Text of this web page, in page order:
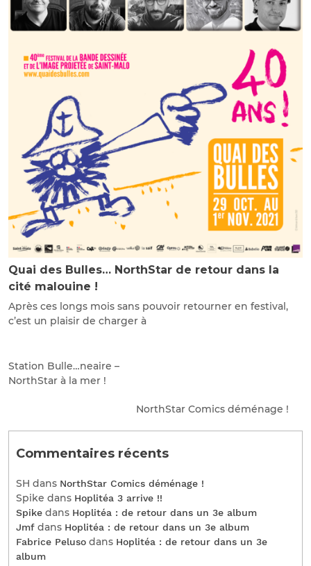
Quai des Bulles… NorthStar de retour dans la
cité malouine !
Après ces longs mois sans pouvoir retourner en festival,
c’est un plaisir de charger à
Station Bulle…neaire –
NorthStar à la mer !
NorthStar Comics déménage !
Commentaires récents
SH dans NorthStar Comics déménage !
Spike dans Hoplitéa 3 arrive !!
Spike dans Hoplitéa : de retour dans un 3e album
Jmf dans Hoplitéa : de retour dans un 3e album
Fabrice Peluso dans Hoplitéa : de retour dans un 3e
album